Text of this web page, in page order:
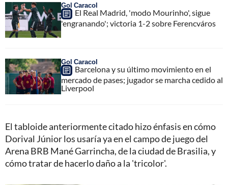
Gol Caracol
El Real Madrid, 'modo Mourinho', sigue
'engranando'; victoria 1-2 sobre Ferencváros
Gol Caracol
Barcelona y su último movimiento en el
mercado de pases; jugador se marcha cedido al
Liverpool
El tabloide anteriormente citado hizo énfasis en cómo
Dorival Júnior los usaría ya en el campo de juego del
Arena BRB Mané Garrincha, de la ciudad de Brasilia, y
cómo tratar de hacerlo daño a la 'tricolor'.